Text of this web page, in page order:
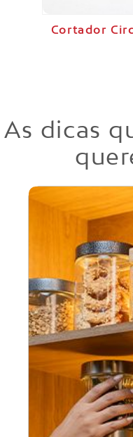
Cortador
As dicas